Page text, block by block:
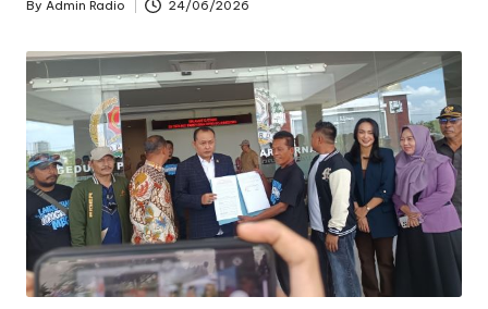
B
oj
o
n
e
g
o
r
Posted
By Admin Radio 24/06/2026